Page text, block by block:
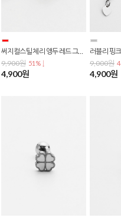
써지컬스틸 체리 앵두 레드 그린 큐빅 과일 포인트 바벨 피어싱 p-0779
9,900원 51% ↓
4,900원
9,000원
4,900원